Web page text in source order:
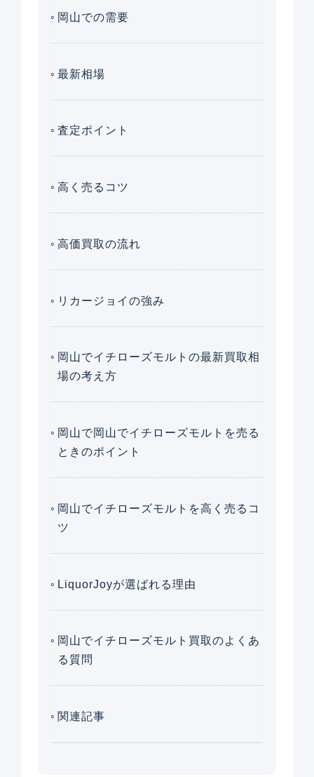
岡山での需要
最新相場
査定ポイント
高く売るコツ
高価買取の流れ
リカージョイの強み
岡山でイチローズモルトの最新買取相
場の考え方
岡山で岡山でイチローズモルトを売る
ときのポイント
岡山でイチローズモルトを高く売るコ
ツ
LiquorJoyが選ばれる理由
岡山でイチローズモルト買取のよくあ
る質問
関連記事